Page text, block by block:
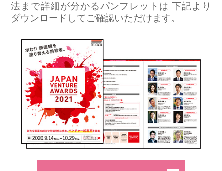
法まで詳細が分かるパンフレットは 下記より
ダウンロードしてご確認いただけます。